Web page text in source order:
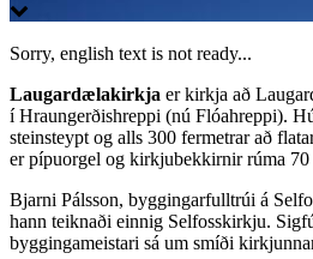
Sorry, english text is not ready...
Laugardælakirkja er kirkja að
í Hraungerðishreppi (nú Flóahreppi).
steinsteypt og alls 300 fermetrar að
er pípuorgel og kirkjubekkirnir rúma
Bjarni Pálsson, byggingarfulltrúi á
hann teiknaði einnig Selfosskirkju.
byggingameistari sá um smíði